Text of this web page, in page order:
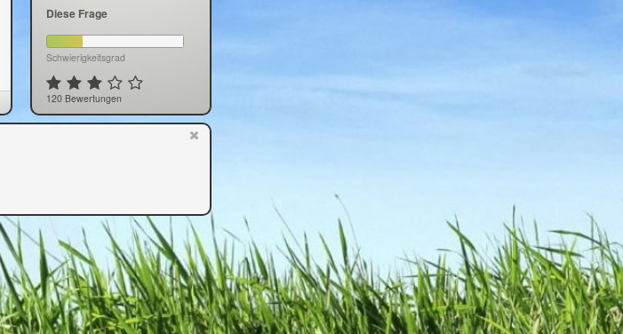
Diese Frage
Schwierigkeitsgrad
120 Bewertungen